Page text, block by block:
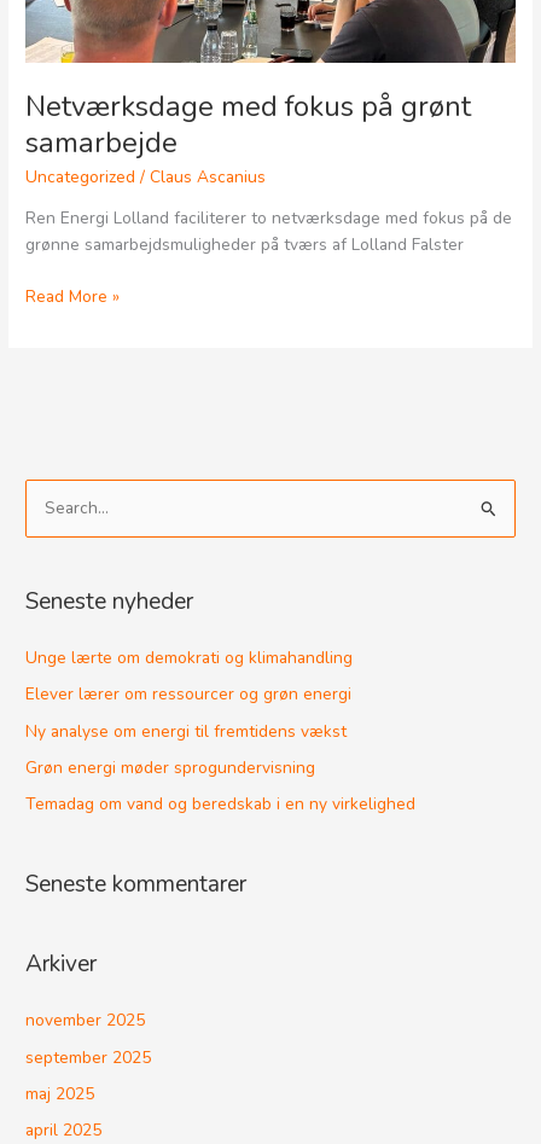
Netværksdage med fokus på grønt
samarbejde
Uncategorized /Claus Ascanius
Ren Energi Lolland faciliterer to netværksdage med fokus på de
grønne samarbejdsmuligheder på tværs af Lolland Falster
Read More »
ø
e
r
:
Seneste nyheder
Unge lærte om demokrati og klimahandling
Elever lærer om ressourcer og grøn energi
Ny analyse om energi til fremtidens vækst
Grøn energi møder sprogundervisning
Temadag om vand og beredskab i en ny virkelighed
Seneste kommentarer
Arkiver
november 2025
september 2025
maj 2025
april 2025